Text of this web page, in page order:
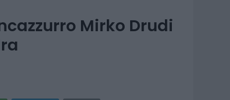
Mirko Drudi